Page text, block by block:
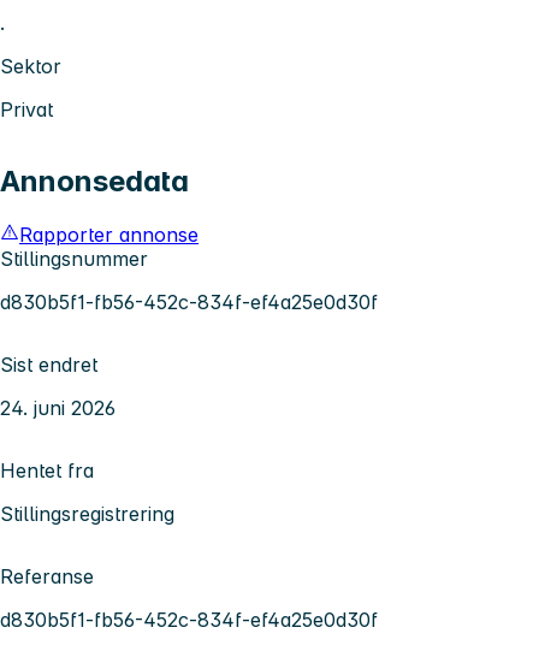
.
Sektor
Privat
Annonsedata
Rapporter annonse
Stillingsnummer
d830b5f1-fb56-452c-834f-ef4a25e0d30f
Sist endret
24. juni 2026
Hentet fra
Stillingsregistrering
Referanse
d830b5f1-fb56-452c-834f-ef4a25e0d30f